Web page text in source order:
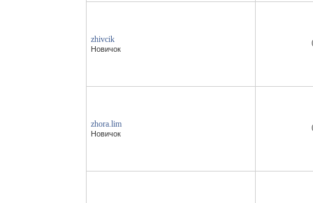
zhivcik
Новичок
zhora.lim
Новичок